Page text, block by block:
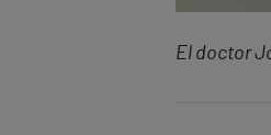
El doctor